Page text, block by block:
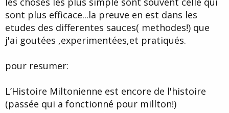
sont plus efficace...la preuve en est dans les
etudes des differentes sauces( methodes!) que
j'ai goutées ,experimentées,et pratiqués.
pour resumer:
L’Histoire Miltonienne est encore de l'histoire
(passée qui a fonctionné pour millton!)